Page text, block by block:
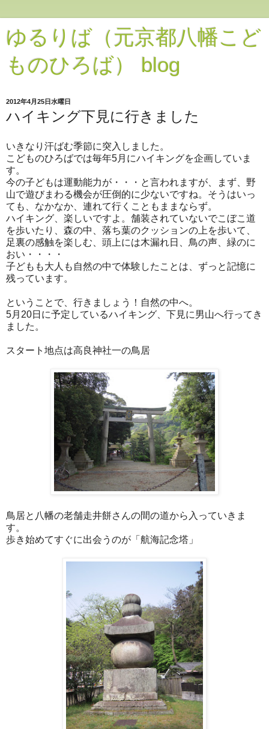
ゆるりば（元京都八幡こど
ものひろば） blog
2012年4月25日水曜日
ハイキング下見に行きました
いきなり汗ばむ季節に突入しました。
こどものひろばでは毎年5月にハイキングを企画していま
す。
今の子どもは運動能力が・・・と言われますが、まず、野
山で遊びまわる機会が圧倒的に少ないですね。そうはいっ
ても、なかなか、連れて行くこともままならず。
ハイキング、楽しいですよ。舗装されていないでこぼこ道
を歩いたり、森の中、落ち葉のクッションの上を歩いて、
足裏の感触を楽しむ、頭上には木漏れ日、鳥の声、緑のに
おい・・・・
子どもも大人も自然の中で体験したことは、ずっと記憶に
残っています。
ということで、行きましょう！自然の中へ。
5月20日に予定しているハイキング、下見に男山へ行ってき
ました。
スタート地点は高良神社一の鳥居
鳥居と八幡の老舗走井餅さんの間の道から入っていきま
す。
歩き始めてすぐに出会うのが「航海記念塔」